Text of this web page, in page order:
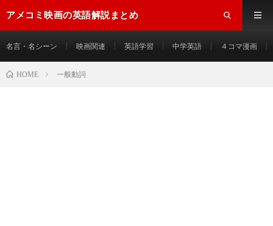
アメコミ映画の英語解説まとめ
名言・名シーン 映画関連 英語学習 中学英語 ４コマ漫画
HOME 一般動詞